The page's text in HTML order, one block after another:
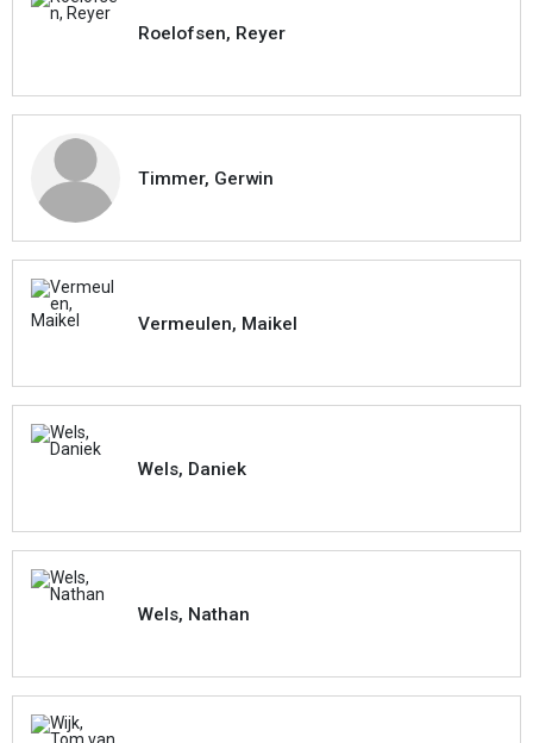
Roelofsen, Reyer
Timmer, Gerwin
Vermeulen, Maikel
Wels, Daniek
Wels, Nathan